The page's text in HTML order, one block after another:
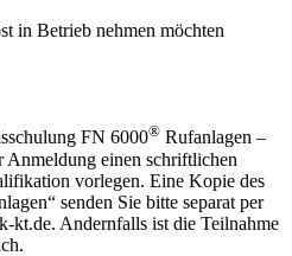
in Betrieb nehmen möchten
FN 6000® Rufanlagen –
Anmeldung einen schriftlichen
vorlegen. Eine Kopie des
senden Sie bitte separat per
kt.de. Andernfalls ist die Teilnahme